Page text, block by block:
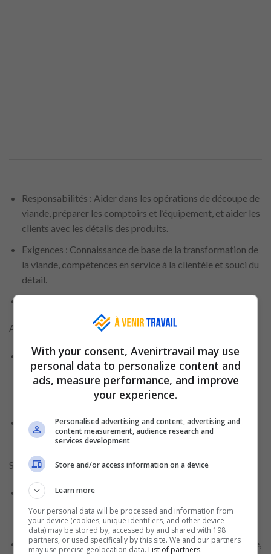
Responsabilités : Aider dans les opérations de découpe de
viande, préparer les comptoirs et l’équipement, et aider les
clients avec les détails des produits.
Exigences : Connaissance de base de la transformation de
la viande, compétences en service à la clientèle et souci du
détail.
Assistant RH (Département du Personnel)
Responsabilités : Soutenir les processus RH, y compris le
recrutement, la résiliation, les congés et les avantages.
Maintenir les dossiers des employés et aider à la gestion
Exigences : Diplôme universitaire (préféré), maîtrise de
Microsoft Office et expérience RH généraliste.
Superviseur de Cafétéria et de Boulangerie
Responsabilités : Superviser les opérations de la cafétéria
et de la boulangerie, assurer la qualité des produits et
gérer les stocks.
Exigences : Expérience en leadership dans un rôle similaire,
With your consent, Avenirtravail may use
personal data to personalize content and
ads, measure performance, and improve
your experience.
Personalised advertising and content, advertising and
content measurement, audience research and
services development
Store and/or access information on a device
Learn more
Your personal data will be processed and information from
your device (cookies, unique identifiers, and other device
data) may be stored by, accessed by and shared with 198
partners, or used specifically by this site. We and our partners
may use precise geolocation data. List of partners.